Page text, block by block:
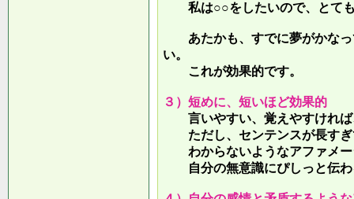
私は○○をしたいので、とても
あたかも、すでに夢がかなっ
い。
これが効果的です。
３）短めに、短いほど効果的
言いやすい、覚えやすければ
ただし、センテンスが長すぎ
わからないようなアファメー
自分の無意識にぴしっと伝わ